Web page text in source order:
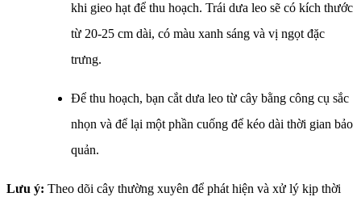
khi gieo hạt để thu hoạch. Trái dưa leo sẽ có kích thước
từ 20-25 cm dài, có màu xanh sáng và vị ngọt đặc
trưng.
Để thu hoạch, bạn cắt dưa leo từ cây bằng công cụ sắc
nhọn và để lại một phần cuống để kéo dài thời gian bảo
quản.
Lưu ý: Theo dõi cây thường xuyên để phát hiện và xử lý kịp thời